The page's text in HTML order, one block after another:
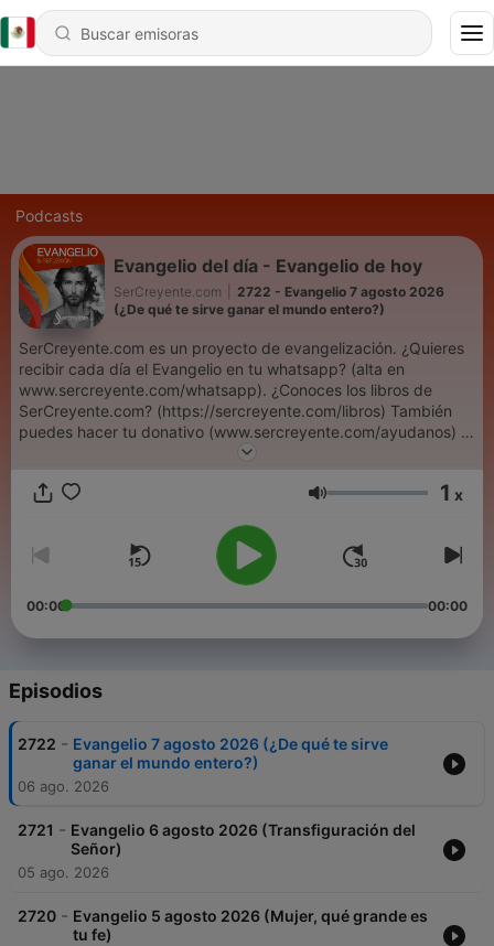
Podcasts
Evangelio del día - Evangelio de hoy
SerCreyente.com
2722 - Evangelio 7 agosto 2026
(¿De qué te sirve ganar el mundo entero?)
SerCreyente.com es un proyecto de evangelización. ¿Quieres
recibir cada día el Evangelio en tu whatsapp? (alta en
www.sercreyente.com/whatsapp). ¿Conoces los libros de
SerCreyente.com? (https://sercreyente.com/libros) También
puedes hacer tu donativo (www.sercreyente.com/ayudanos) o
contactarnos (info@sercreyente.com). Evangelio de hoy,
Biblia.
Volumen 1 x
00:00 00:00
Episodios
2722 - Evangelio 7 agosto 2026 (¿De qué te sirve
ganar el mundo entero?)
06 ago. 2026
2721 - Evangelio 6 agosto 2026 (Transfiguración del
Señor)
05 ago. 2026
2720 - Evangelio 5 agosto 2026 (Mujer, qué grande es
tu fe)